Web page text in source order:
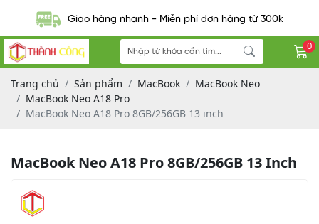
Giao hàng nhanh - Miễn phí đơn hàng từ 300k
0
Trang chủ Sản phẩm MacBook
MacBook Neo
MacBook Neo A18 Pro
MacBook Neo A18 Pro 8GB/256GB 13 inch
MacBook Neo A18 Pro 8GB/256GB 13 Inch